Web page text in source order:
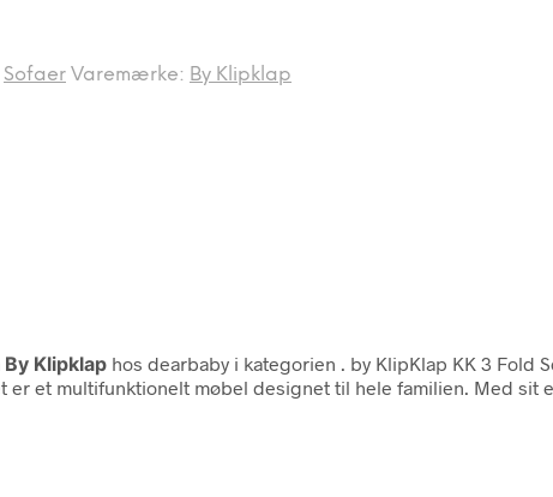
Sofaer Varemærke: By Klipklap
By Klipklap hos dearbaby i kategorien
. by KlipKlap KK 3 Fold
er et multifunktionelt møbel designet til hele familien. Med sit